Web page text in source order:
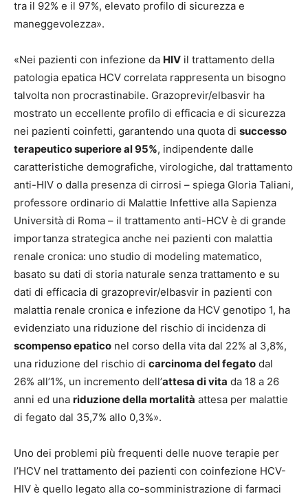
tra il 92% e il 97%, elevato profilo di sicurezza e
maneggevolezza».
«Nei pazienti con infezione da HIV il trattamento della
patologia epatica HCV correlata rappresenta un bisogno
talvolta non procrastinabile. Grazoprevir/elbasvir ha
mostrato un eccellente profilo di efficacia e di sicurezza
nei pazienti coinfetti, garantendo una quota di successo
terapeutico superiore al 95%, indipendente dalle
caratteristiche demografiche, virologiche, dal trattamento
anti-HIV o dalla presenza di cirrosi – spiega Gloria Taliani,
professore ordinario di Malattie Infettive alla Sapienza
Università di Roma – il trattamento anti-HCV è di grande
importanza strategica anche nei pazienti con malattia
renale cronica: uno studio di modeling matematico,
basato su dati di storia naturale senza trattamento e su
dati di efficacia di grazoprevir/elbasvir in pazienti con
malattia renale cronica e infezione da HCV genotipo 1, ha
evidenziato una riduzione del rischio di incidenza di
scompenso epatico nel corso della vita dal 22% al 3,8%,
una riduzione del rischio di carcinoma del fegato dal
26% all’1%, un incremento dell’attesa di vita da 18 a 26
anni ed una riduzione della mortalità attesa per malattie
di fegato dal 35,7% allo 0,3%».
Uno dei problemi più frequenti delle nuove terapie per
l’HCV nel trattamento dei pazienti con coinfezione HCV-
HIV è quello legato alla co-somministrazione di farmaci